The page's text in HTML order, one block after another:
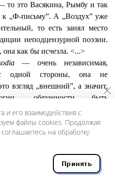
то это Васякина, Рымбу и так
к „Ф-письму”. А „Воздух” уже
то есть занял место
неподцензурной поэзии.
она как бы исчезла. <...>
— очень независимая,
с одной стороны, она не
взгляд „внешний”, а значит,
обязанности быть
определенного круга. С
Мне по большей части
журнала, а раздел поэзии
узость диапазона. Но,
именно для широкого
и его взаимодействия с
файлы cookies. Продолжая
на обработку
Принять